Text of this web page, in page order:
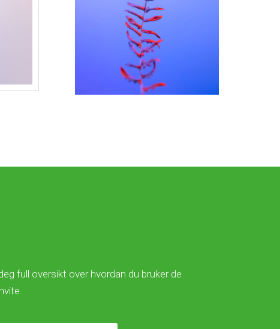
full oversikt over hvordan du bruker de